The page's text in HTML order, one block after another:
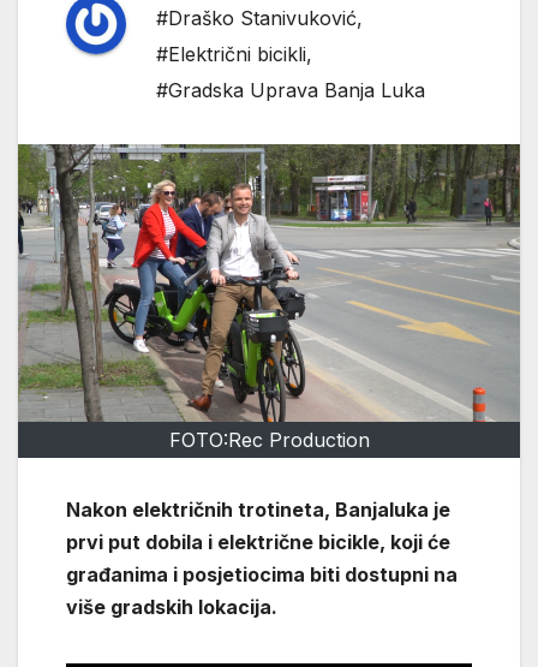
#Draško Stanivuković,
#Električni bicikli,
#Gradska Uprava Banja Luka
FOTO:Rec Production
Nakon električnih trotineta, Banjaluka je
prvi put dobila i električne bicikle, koji će
građanima i posjetiocima biti dostupni na
više gradskih lokacija.